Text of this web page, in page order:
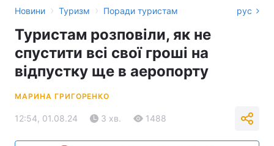
Новини › Туризм › Поради туристам рус
Туристам розповіли, як не
спустити всі свої гроші на
відпустку ще в аеропорту
МАРИНА ГРИГОРЕНКО
12:54, 01.08.24 3 хв. 1488